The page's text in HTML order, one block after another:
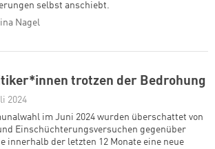
selbst anschiebt.
Nagel
trotzen der Bedrohung
2024
im Juni 2024 wurden überschattet von
Einschüchterungsversuchen gegenüber
innerhalb der letzten 12 Monate eine neue